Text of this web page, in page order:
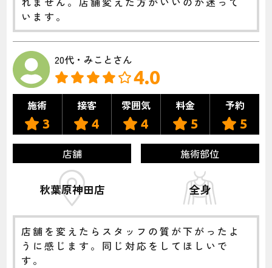
います。
20代・みことさん
4.0
施術
3
接客
4
雰囲気
4
料金
5
予約
5
店舗
秋葉原神田店
施術部位
全身
店舗を変えたらスタッフの質が下がったよ
うに感じます。同じ対応をしてほしいで
す。